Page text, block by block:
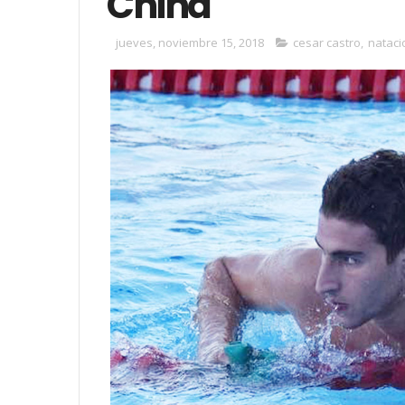
jueves, noviembre 15, 2018 cesar castro,